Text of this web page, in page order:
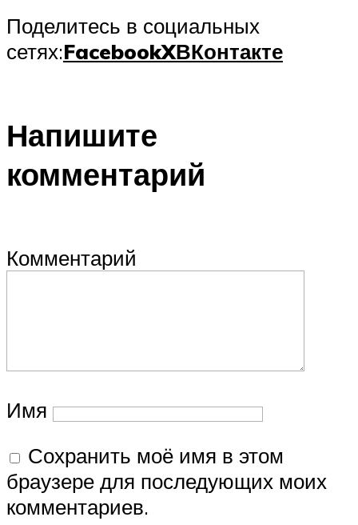
Поделитесь в социальных
сетях:FacebookXВКонтакте
Напишите
комментарий
Комментарий
Имя
Сохранить моё имя в этом
браузере для последующих моих
комментариев.